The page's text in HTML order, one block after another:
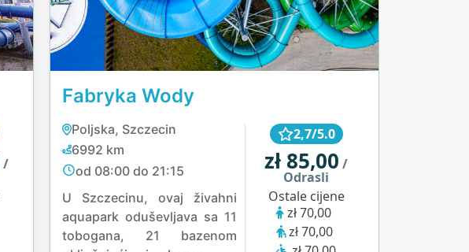
/
Fabryka Wody
Poljska, Szczecin
6992 km
od 08:00 do 21:15
U Szczecinu, ovaj živahni
aquapark oduševljava sa 11
tobogana, 21 bazenom
2,7/5.0
zł 85,00 /
Odrasli
Ostale cijene
zł 70,00
zł 70,00